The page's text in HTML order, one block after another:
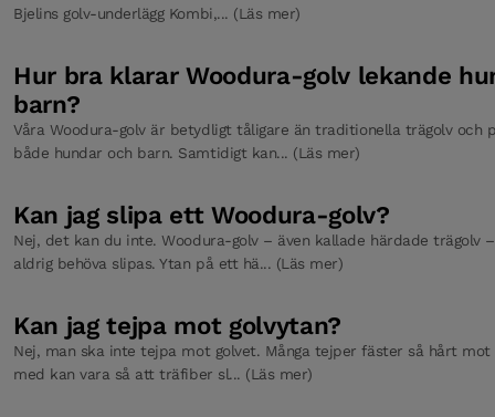
Tröskel badrum Powder White Ek 93 × 830 mm, Pro Mattlack
Bjelin Golvunderlägg PO Foam
Golvskyddspapper
Distanskilar HDF
Bjelins golv-underlägg Kombi,... (Läs mer)
Hur bra klarar Woodura-golv lekande
barn?
Våra Woodura-golv är betydligt tåligare än traditionella trägolv och
både hundar och barn. Samtidigt kan... (Läs mer)
Kan jag slipa ett Woodura-golv?
Nej, det kan du inte. Woodura-golv – även kallade härdade trägolv
aldrig behöva slipas. Ytan på ett hä... (Läs mer)
Kan jag tejpa mot golvytan?
Nej, man ska inte tejpa mot golvet. Många tejper fäster så hårt
med kan vara så att träfiber sl... (Läs mer)